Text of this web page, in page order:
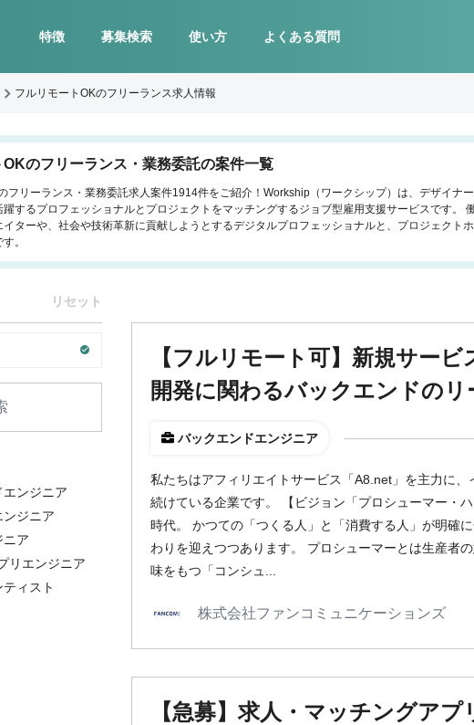
特徴 募集検索 使い方 よくある質問
フルリモートOKのフリーランス求人情報
OKのフリーランス・業務委託の案件一覧
フリーランス・業務委託求人案件1914件をご紹介！Workship（ワークシップ）は、デザイナ
するプロフェッショナルとプロジェクトをマッチングするジョブ型雇用支援サービスです。
イターや、社会や技術革新に貢献しようとするデジタルプロフェッショナルと、プロジェクト
。
リセット
ンジニア
ジニア
ニア
リエンジニア
ィスト
【フルリモート可】新規サー
開発に関わるバックエンドのリ
バックエンドエンジニア
私たちはアフィリエイトサービス「A8.net」を主力に
続けている企業です。 【ビジョン「プロシューマー・
時代。 かつての「つくる人」と「消費する人」が明確
わりを迎えつつあります。 プロシューマーとは生産者
味をもつ「コンシュ...
株式会社ファンコミュニケーションズ
【急募】求人・マッチングア